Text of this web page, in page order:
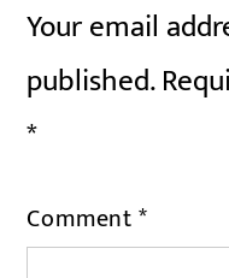
Your email
published.
*
Comment*